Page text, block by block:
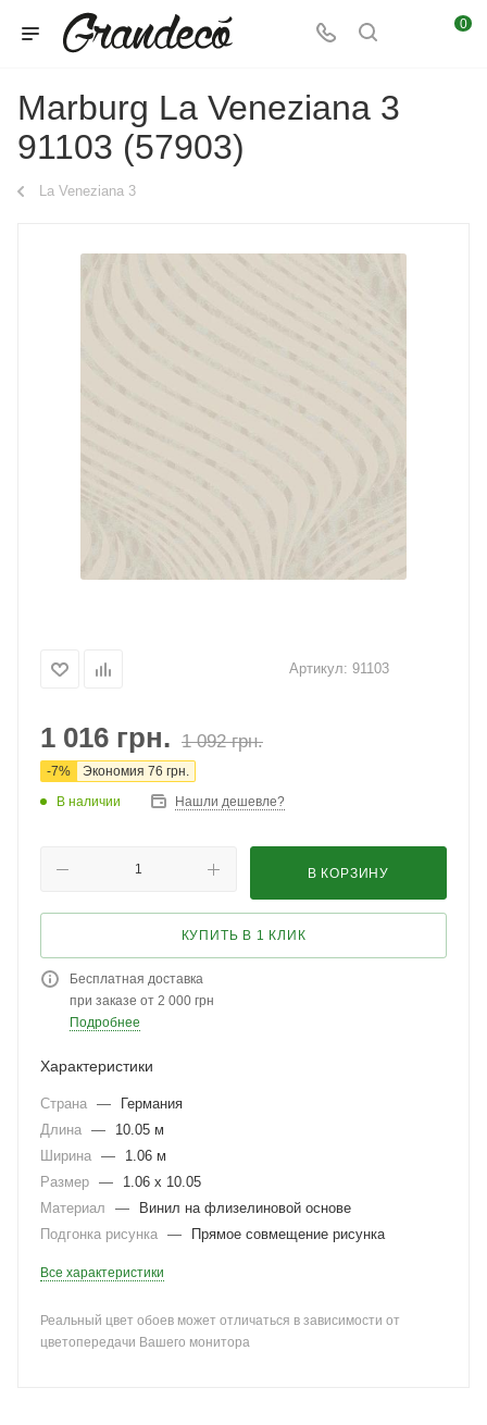
0
Marburg La Veneziana 3
91103 (57903)
La Veneziana 3
Артикул: 91103
1 016 грн. 1 092грн.
-7% Экономия 76 грн.
В наличии
Нашли дешевле?
В КОРЗИНУ
КУПИТЬ В 1 КЛИК
Бесплатная доставка
при заказе от 2 000 грн
Подробнее
Характеристики
Страна —
Германия
Длина —
10.05 м
Ширина —
1.06 м
Размер —
1.06 x 10.05
Материал
—
Винил на флизелиновой основе
Подгонка рисунка — Прямое совмещение рисунка
Все характеристики
Реальный цвет обоев может отличаться в зависимости от
цветопередачи Вашего монитора